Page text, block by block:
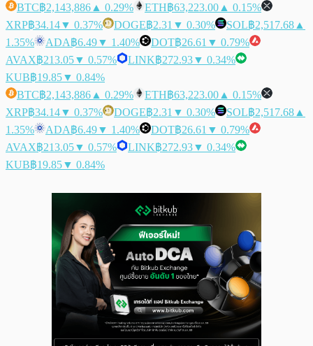
BTC฿2,143,886 ▲ 0.29% ETH฿63,223.00 ▲ 0.15%
XRP฿34.14▼ 0.37% DOGE฿2.31 ▼ 0.30% SOL฿2,517.68 ▲
1.35%
ADA฿6.49▼ 1.40% DOT฿26.61 ▼ 0.79%
AVAX฿213.05▼ 0.57% LINK฿272.93▼ 0.34%
KUB฿19.85▼ 0.84%
BTC฿2,143,886 ▲ 0.29% ETH฿63,223.00 ▲ 0.15%
XRP฿34.14▼ 0.37% DOGE฿2.31 ▼ 0.30% SOL฿2,517.68 ▲
1.35%
ADA฿6.49▼ 1.40% DOT฿26.61 ▼ 0.79%
AVAX฿213.05▼ 0.57% LINK฿272.93▼ 0.34%
KUB฿19.85▼ 0.84%